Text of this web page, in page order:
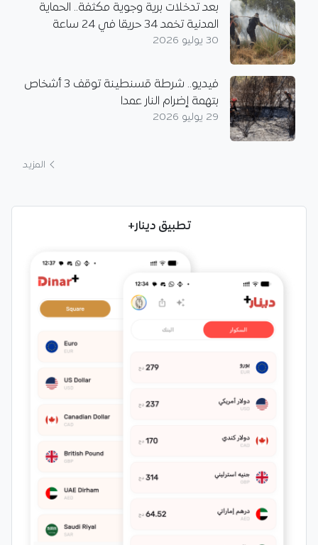
بعد تدخلات برية وجوية مكثفة.. الحماية
المدنية تخمد 34 حريقا في 24 ساعة
30 يوليو 2026
فيديو.. شرطة قسنطينة توقف 3 أشخاص
بتهمة إضرام النار عمدا
29 يوليو 2026
المزيد
تطبيق دينار+